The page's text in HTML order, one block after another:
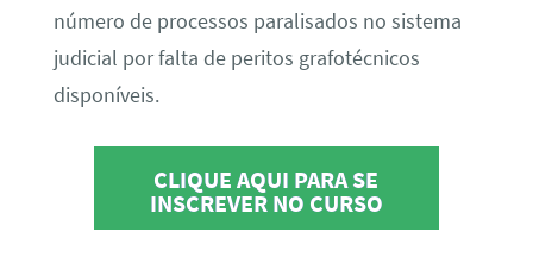
número de processos paralisados no sistema
judicial por falta de peritos grafotécnicos
disponíveis.
CLIQUE AQUI PARA SE
INSCREVER NO CURSO